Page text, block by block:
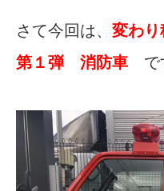
さて今回は、 変わり
第１弾 消防車 で